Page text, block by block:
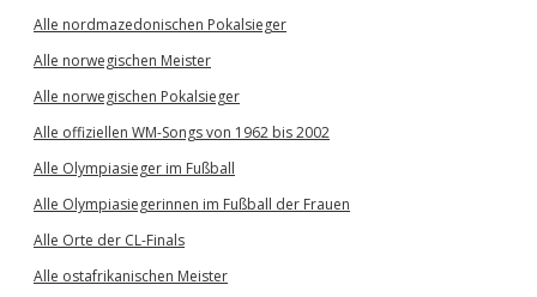
Alle nordmazedonischen Pokalsieger
Alle norwegischen Meister
Alle norwegischen Pokalsieger
Alle offiziellen WM-Songs von 1962 bis 2002
Alle Olympiasieger im Fußball
Alle Olympiasiegerinnen im Fußball der Frauen
Alle Orte der CL-Finals
Alle ostafrikanischen Meister